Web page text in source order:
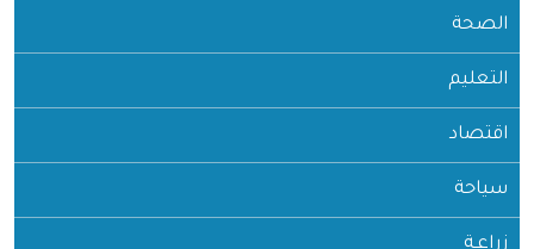
الصحة
التعليم
اقتصاد
سياحة
زراعـة